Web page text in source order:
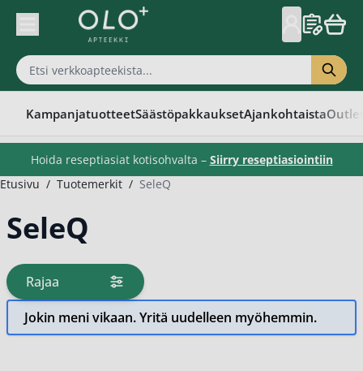
Skip to Content
KampanjatuotteetSäästöpakkauksetAjankohtaista
Hoida reseptiasiat kotisohvalta – Siirry reseptiasiointiin
Etusivu / Tuotemerkit / SeleQ
SeleQ
Rajaa
tuotteita
Jokin meni vikaan. Yritä uudelleen myöhemmin.